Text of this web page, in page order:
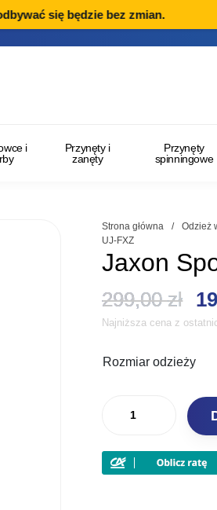
się będzie bez zmian.
i
Przynęty i
zanęty
Przynęty
spinningowe
Strona główna / Odzież
UJ-FXZ
Jaxon
299,00zł
Najniższa cena z
Rozmiar odzieży
Zimowe